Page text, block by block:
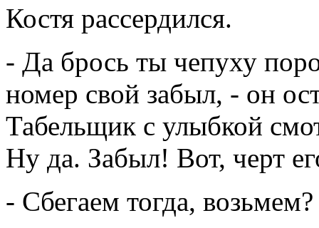
Костя рассердился.
- Да брось ты чепуху
номер свой забыл, - он
Табельщик с улыбкой
Ну да. Забыл! Вот, черт
- Сбегаем тогда,